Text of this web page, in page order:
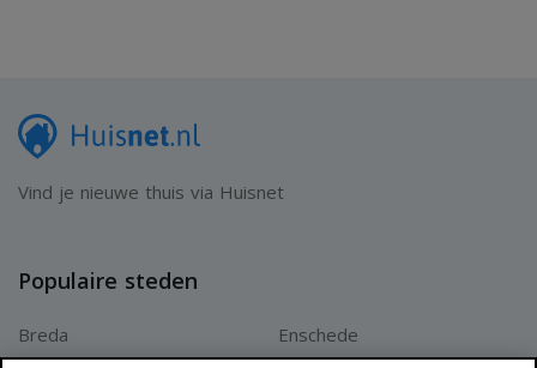
Vind je nieuwe thuis via Huisnet
Populaire steden
Breda
Enschede